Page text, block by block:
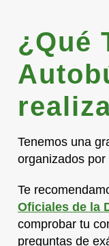
¿Qué
Tenemos una
organizados
Te
Oficiales de la
comprobar tu
preguntas de